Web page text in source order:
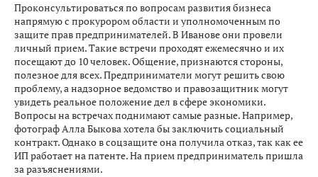
Проконсультироваться по вопросам развития бизнеса
напрямую с прокурором области и уполномоченным по
защите прав предпринимателей. В Иванове они провели
личный прием. Такие встречи проходят ежемесячно и их
посещают до 10 человек. Общение, признаются стороны,
полезное для всех. Предприниматели могут решить свою
проблему, а надзорное ведомство и правозащитник могут
увидеть реальное положение дел в сфере экономики.
Вопросы на встречах поднимают самые разные. Например,
фотограф Алла Быкова хотела бы заключить социальный
контракт. Однако в соцзащите она получила отказ, так как ее
ИП работает на патенте. На прием предприниматель пришла
за разъяснениями.